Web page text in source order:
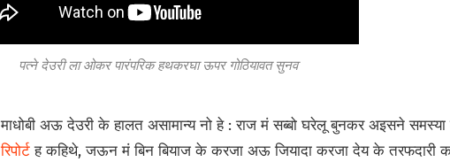
पत्नेदेउरी ला ओकर पारंपरिक हथकरघा ऊपर गोठियावत सुनव
माधोबी अऊ देउरी के हालत असामान्य नो हे : राज मं सब्बो घरेलू बुनकर अइसने
रिपोर्टह कहिथे, जऊन मं बिन बियाज के करजा अऊ जियादा करजा देय के तरफदारी